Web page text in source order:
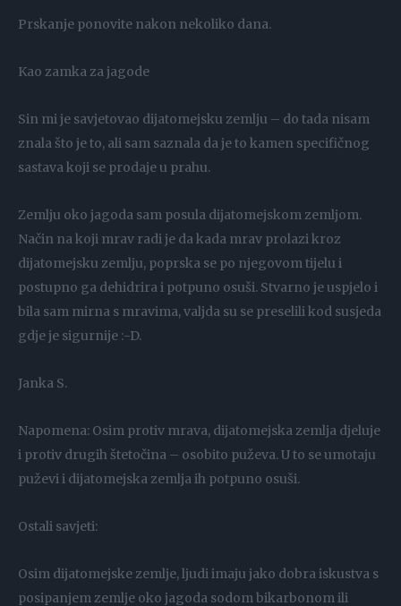
Prskanje ponovite nakon nekoliko dana.
Kao zamka za jagode
Sin mi je savjetovao dijatomejsku zemlju – do tada nisam
znala što je to, ali sam saznala da je to kamen specifičnog
sastava koji se prodaje u prahu.
Zemlju oko jagoda sam posula dijatomejskom zemljom.
Način na koji mrav radi je da kada mrav prolazi kroz
dijatomejsku zemlju, poprska se po njegovom tijelu i
postupno ga dehidrira i potpuno osuši. Stvarno je uspjelo i
bila sam mirna s mravima, valjda su se preselili kod susjeda
gdje je sigurnije :-D.
Janka S.
Napomena: Osim protiv mrava, dijatomejska zemlja djeluje
i protiv drugih štetočina – osobito puževa. U to se umotaju
puževi i dijatomejska zemlja ih potpuno osuši.
Ostali savjeti:
Osim dijatomejske zemlje, ljudi imaju jako dobra iskustva s
posipanjem zemlje oko jagoda sodom bikarbonom ili